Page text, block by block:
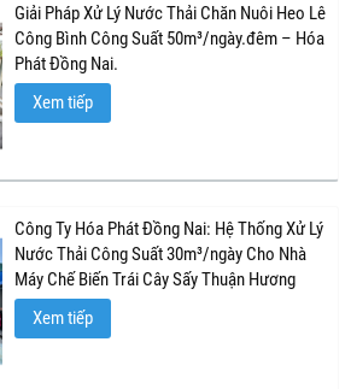
Giải Pháp Xử Lý Nước Thải Chăn Nuôi Heo Lê
Công Bình Công Suất 50m³/ngày.đêm – Hóa
Phát Đồng Nai.
Xem tiếp
Công Ty Hóa Phát Đồng Nai: Hệ Thống Xử Lý
Nước Thải Công Suất 30m³/ngày Cho Nhà
Máy Chế Biến Trái Cây Sấy Thuận Hương
Xem tiếp